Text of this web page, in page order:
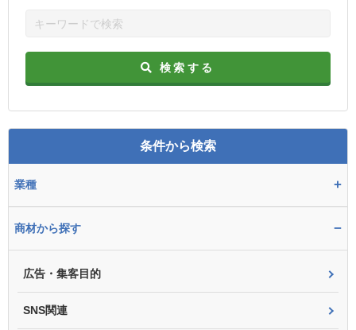
検索する
条件から検索
業種 +
商材から探す −
広告・集客目的
SNS関連